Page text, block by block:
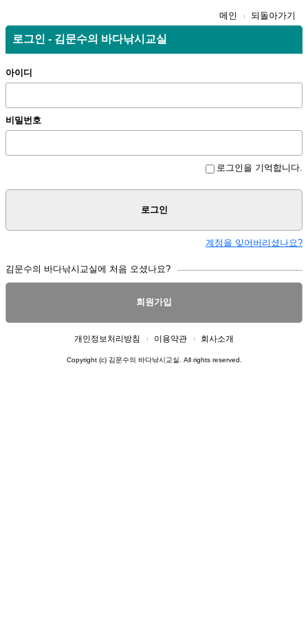
메인 되돌아가기
로그인 - 김문수의 바다낚시교실
아이디
비밀번호
로그인을 기억합니다.
로그인
계정을 잊어버리셨나요?
김문수의 바다낚시교실에 처음 오셨나요?
회원가입
개인정보처리방침 이용약관 회사소개
Copyright (c) 김문수의 바다낚시교실. All rights reserved.